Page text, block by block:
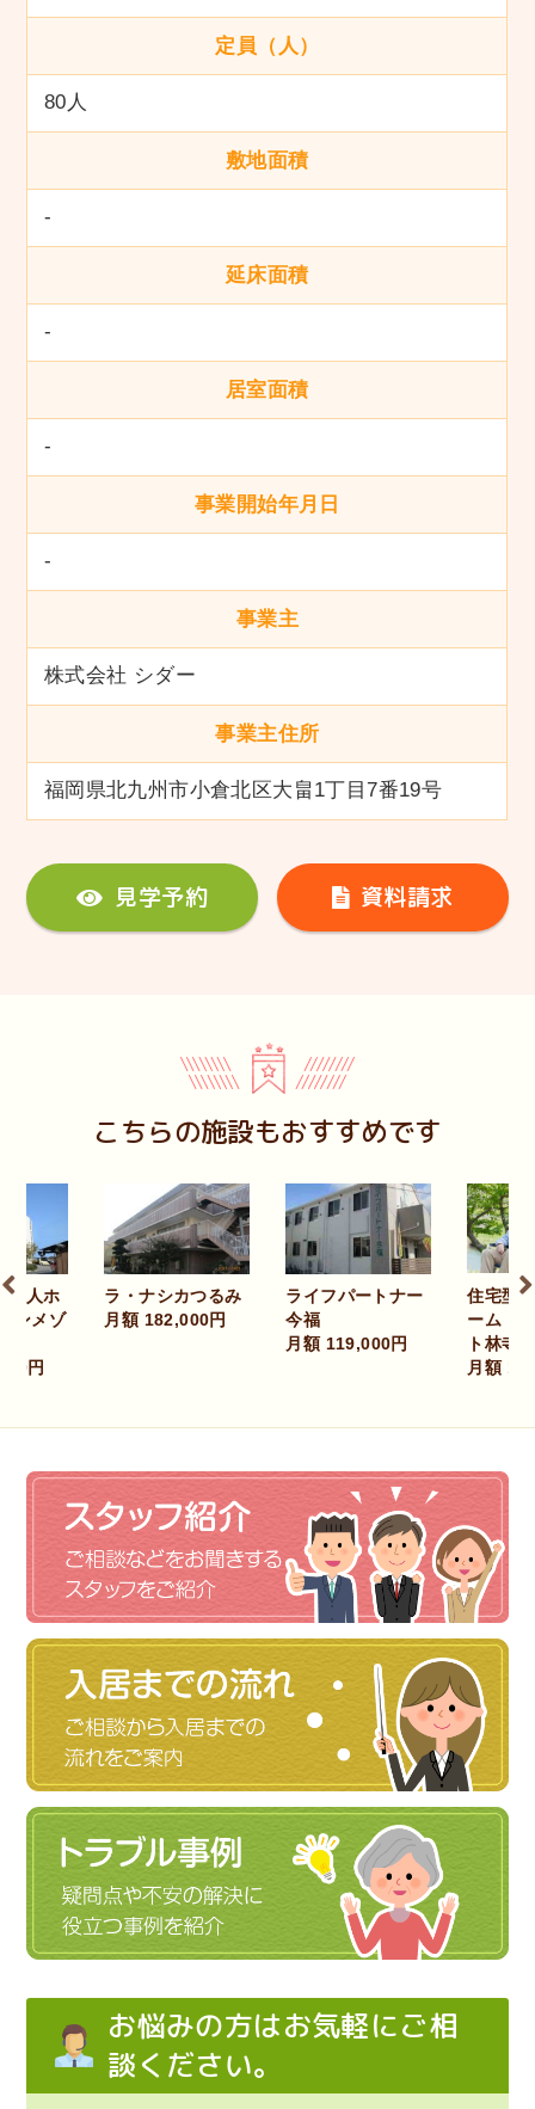
定員（人）
80人
敷地面積
-
延床面積
-
居室面積
-
事業開始年月日
-
事業主
株式会社 シダー
事業主住所
福岡県北九州市小倉北区大畠1丁目7番19号
見学予約 資料請求
こちらの施設もおすすめです
ナシカつるみ
182,000円
ライフパートナー
今福
住宅型有料老人ホ
ーム レストコー
ト林寺
お悩みの方はお気軽にご相
談ください。